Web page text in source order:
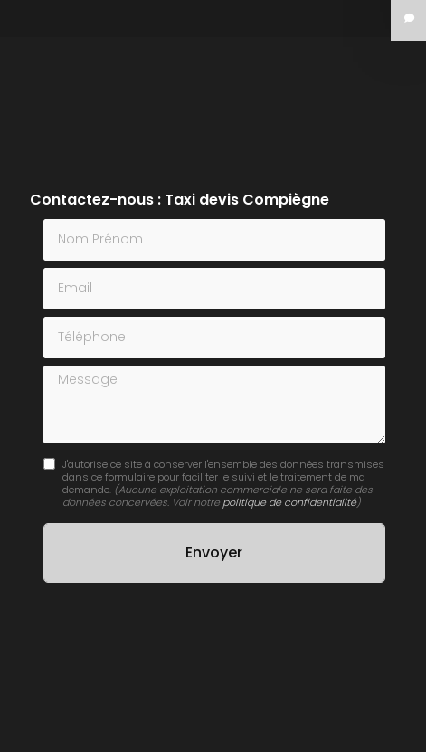
Contactez-nous : Taxi devis Compiègne
Nom Prénom
Email
Téléphone
Message
J'autorise ce site à conserver l'ensemble des données transmises
dans ce formulaire pour faciliter le suivi et le traitement de ma
demande. (Aucune exploitation commerciale ne sera faite des
données concervées. Voir notre politique de confidentialité)